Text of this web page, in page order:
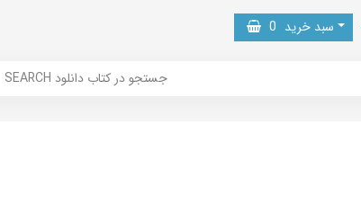
سبد خرید 0
SEARCH جستجو در کتاب دانلود